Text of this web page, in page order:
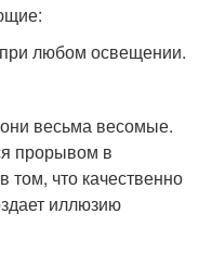
любом освещении.
весьма весомые.
прорывом в
том, что качественно
иллюзию